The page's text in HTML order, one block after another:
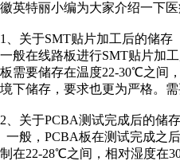
徽英特丽小编为大家介绍一下
1、关于SMT贴片加工后的储存
一般在线路板进行SMT贴片加
板需要储存在温度22-30℃之间
境下储存，要求也更为严格。
2、关于PCBA测试完成后的储存
一般，PCBA板在测试完成之
制在22-28℃之间，相对湿度在